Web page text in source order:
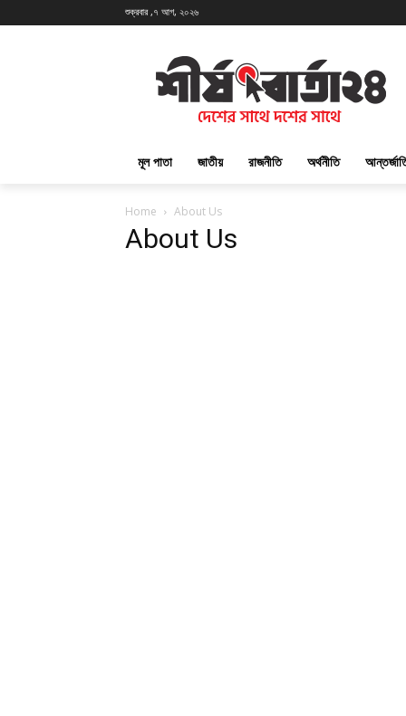
শুক্রবার ,৭ আগ, ২০২৬
মূল পাতা জাতীয় রাজনীতি অর্থনীতি
Home About Us
About Us